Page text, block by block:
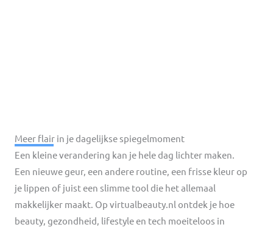
Meer flair in je dagelijkse spiegelmoment
Een kleine verandering kan je hele dag lichter maken.
Een nieuwe geur, een andere routine, een frisse kleur op
je lippen of juist een slimme tool die het allemaal
makkelijker maakt. Op virtualbeauty.nl ontdek je hoe
beauty, gezondheid, lifestyle en tech moeiteloos in